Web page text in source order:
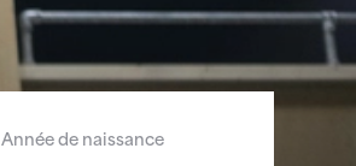
Année de naissance